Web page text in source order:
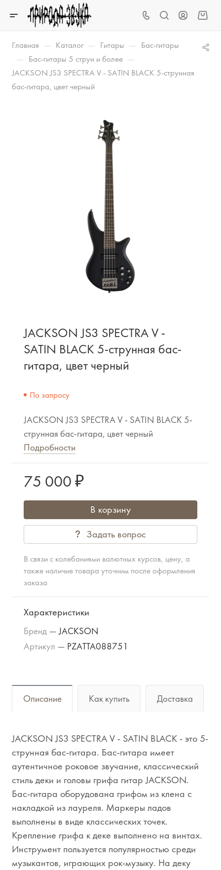
Главная — Каталог — Гитары — Бас-гитары
— Бас-гитары 5 струн и более —
JACKSON JS3 SPECTRA V - SATIN BLACK 5-струнная
бас-гитара, цвет черный
JACKSON JS3 SPECTRA V -
SATIN BLACK 5-струнная бас-
гитара, цвет черный
По запросу
JACKSON JS3 SPECTRA V - SATIN BLACK 5-
струнная бас-гитара, цвет черный
Подробности
75 000 ₽
В корзину
Задать вопрос
В связи с колебаниями валютных курсов, цену, а
также наличие товара уточним после оформления
заказа
Характеристики
Бренд — JACKSON
Артикул — PZATTA088751
Описание Как купить Доставка
JACKSON JS3 SPECTRA V - SATIN BLACK - это 5-
струнная бас-гитара. Бас-гитара имеет
аутентичное роковое звучание, классический
стиль деки и головы грифа гитар JACKSON.
Бас-гитара оборудована грифом из клена с
накладкой из лауреля. Маркеры ладов
выполнены в виде классических точек.
Крепление грифа к деке выполнено на винтах.
Инструмент пользуется популярностью среди
музыкантов, играющих рок-музыку. На деку